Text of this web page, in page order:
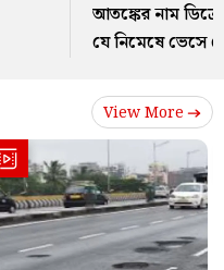
আতঙ্কের নাম
যে নিমেষে ভেসে
View More